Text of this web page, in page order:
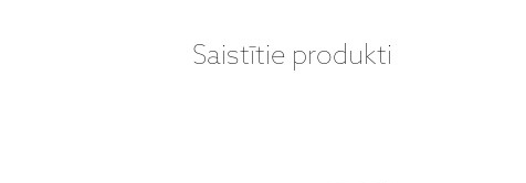
Saistītie produkti